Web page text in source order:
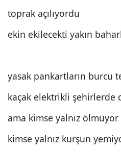
toprak açılıyordu
ekin ekilecekti yakın
yasak pankartların burcu
kaçak elektrikli şehirlerde
ama kimse yalnız ölmüyor
kimse yalnız kurşun